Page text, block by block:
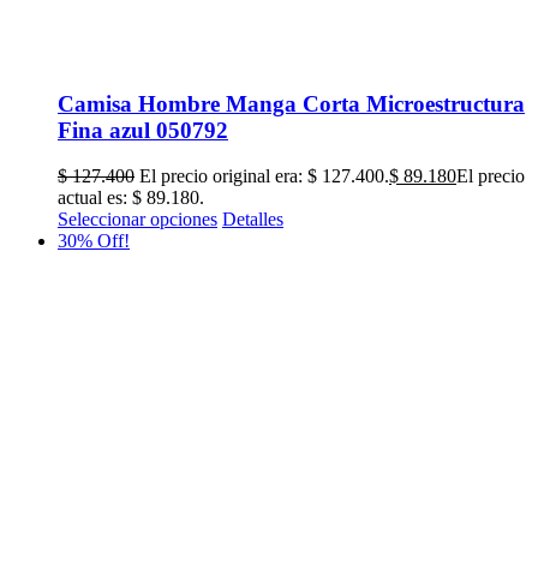
Camisa Hombre Manga Corta Microestructura
Fina azul 050792
$127.400 El precio original era: $ 127.400.$ 89.180El precio
actual es: $ 89.180.
Seleccionar opciones Detalles
30% Off!